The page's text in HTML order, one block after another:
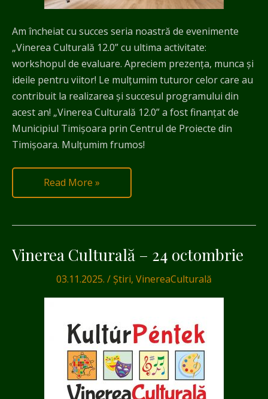
Am încheiat cu succes seria noastră de evenimente
„Vinerea Culturală 12.0” cu ultima activitate:
workshopul de evaluare. Apreciem prezența, munca și
ideile pentru viitor! Le mulțumim tuturor celor care au
contribuit la realizarea și succesul programului din
acest an! „Vinerea Culturală 12.0” a fost finanțat de
Municipiul Timișoara prin Centrul de Proiecte din
Timișoara. Mulţumim frumos!
Read More »
Vinerea Culturală – 24 octombrie
03.11.2025. / Știri, VinereaCulturală
Vinerea
24